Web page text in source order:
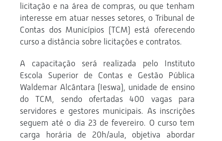
licitação e na área de compras, ou que tenham
interesse em atuar nesses setores, o Tribunal de
Contas dos Municípios (TCM) está oferecendo
curso a distância sobre licitações e contratos.
A capacitação será realizada pelo Instituto
Escola Superior de Contas e Gestão Pública
Waldemar Alcântara (Ieswa), unidade de ensino
do TCM, sendo ofertadas 400 vagas para
servidores e gestores municipais. As inscrições
seguem até o dia 23 de fevereiro. O curso tem
carga horária de 20h/aula, objetiva abordar